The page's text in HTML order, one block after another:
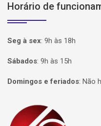
Horário de
Seg à sex: 9h às 18h
Sábados: 9h às 15h
Domingos e feriados: Não
Página inicial